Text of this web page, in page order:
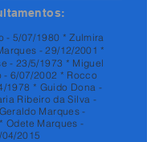
- 5/07/1980 * Zulmira
- 29/12/2001 *
- 23/5/1973 * Miguel
- 6/07/2002 * Rocco
1978 * Guido Dona -
Ribeiro da Silva -
Marques -
Odete Marques -
04/2015